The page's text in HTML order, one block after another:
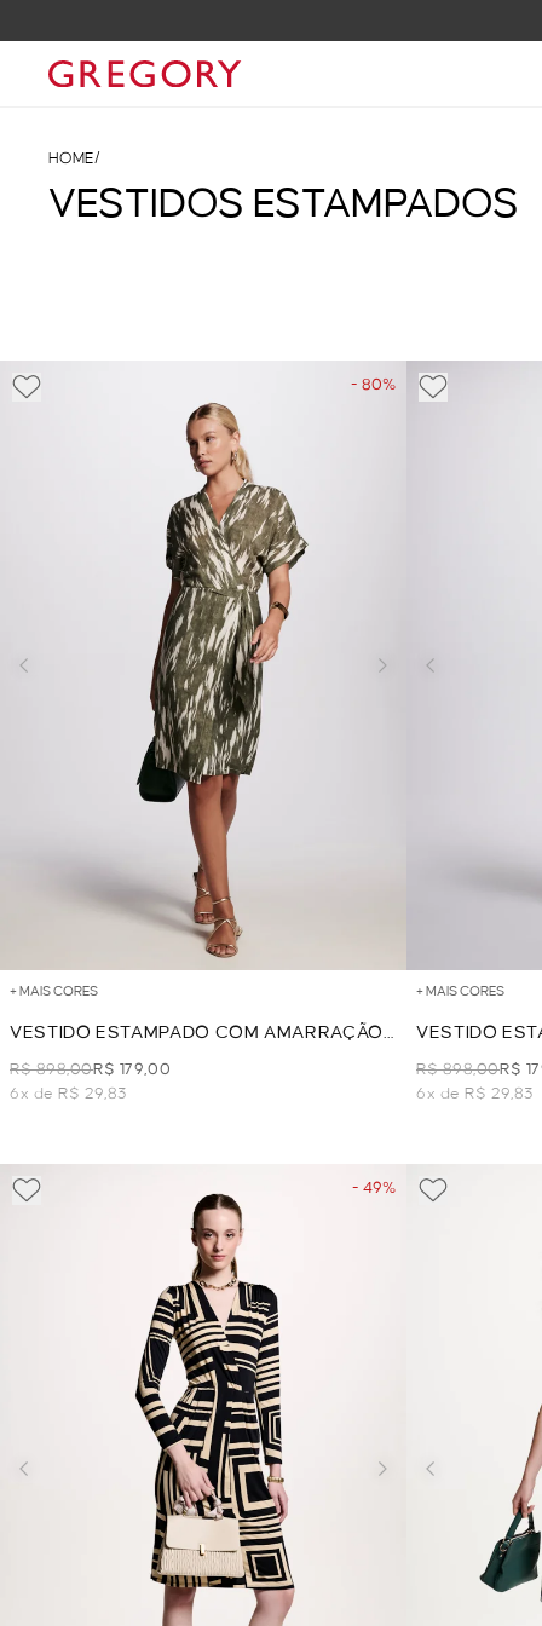
HOME/
VESTIDOS ESTAMPADOS
- 80%
+ MAIS CORES
VESTIDO ESTAMPADO COM AMARRAÇÃO
- VERDE
R$ 898,00R$ 179,00
6x de R$ 29,83
+ MAIS CORES
VESTIDO
- ROMA
R$ 898,00R$
6x de R$ 29,83
- 49%